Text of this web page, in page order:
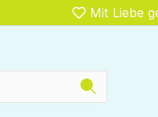
Mit Liebe